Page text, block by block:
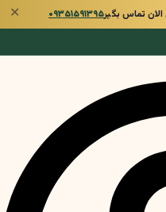
تماس بگیر۰۹۳۵۱۵۹۱۳۹۵ ✕